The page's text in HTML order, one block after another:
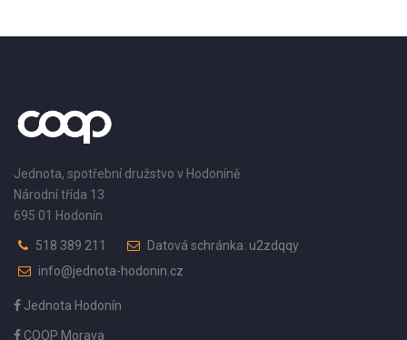
Jednota, spotřební družstvo v Hodoníně
Národní třída 13
695 01 Hodonín
518 389 211
Datová schránka: u2zdqqy
info@jednota-hodonin.cz
Jednota Hodonín
COOP Morava